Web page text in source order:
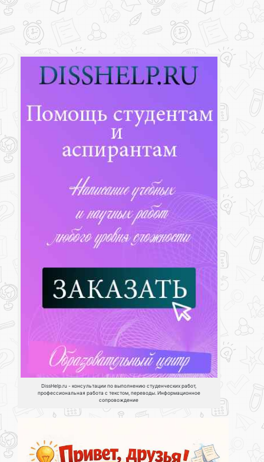
DissHelp.ru - консультации по выполнению студенческих работ,
профессиональная работа с текстом, переводы. Информационное
сопровождение